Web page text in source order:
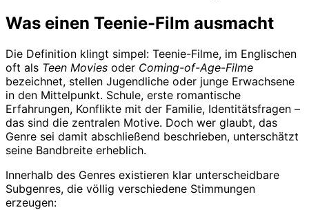
Was einen Teenie-Film ausmacht
Die Definition klingt simpel: Teenie-Filme, im Englischen
oft als Teen Movies oder Coming-of-Age-Filme
bezeichnet, stellen Jugendliche oder junge Erwachsene
in den Mittelpunkt. Schule, erste romantische
Erfahrungen, Konflikte mit der Familie, Identitätsfragen –
das sind die zentralen Motive. Doch wer glaubt, das
Genre sei damit abschließend beschrieben, unterschätzt
seine Bandbreite erheblich.
Innerhalb des Genres existieren klar unterscheidbare
Subgenres, die völlig verschiedene Stimmungen
erzeugen: